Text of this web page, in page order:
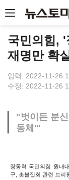
국민의힘, '
재명만 확
입력: 2022-11-26
수정: 2022-11-26
"벗이든 분
동체'"
장동혁 국민의힘 원내
구, 촛불집회 관련 브리